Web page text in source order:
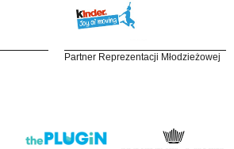
Partner Reprezentacji Młodzieżowej